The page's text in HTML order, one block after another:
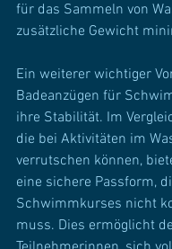
für das Sammeln von
zusätzliche Gewicht
Ein weiterer wichtiger
Badeanzügen für
ihre Stabilität. Im
die bei Aktivitäten im
verrutschen können,
eine sichere Passform,
Schwimmkurses nicht
muss. Dies ermöglicht